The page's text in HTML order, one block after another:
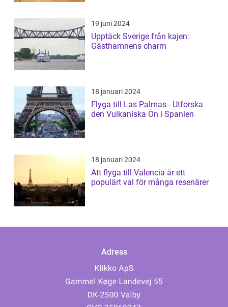
19 juni 2024
Upptäck Sverige från kajen:
Gästhamnens charm
18 januari 2024
Flyga till Las Palmas - Utforska
den Vulkaniska Ön i Spanien
18 januari 2024
Att flyga till Valencia är ett
populärt val för många resenärer
Adress